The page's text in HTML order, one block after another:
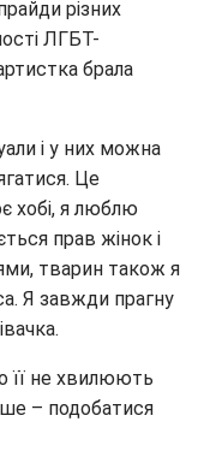
різних
ЛГБТ-
брала
і у них можна
Це
хобі, я люблю
прав жінок і
тварин також я
Я завжди прагну
її не хвилюють
– подобатися